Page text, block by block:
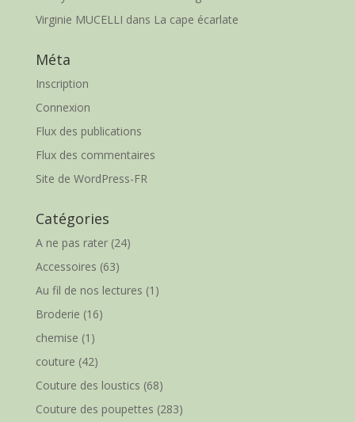
Virginie MUCELLI dans La cape écarlate
Méta
Inscription
Connexion
Flux des publications
Flux des commentaires
Site de WordPress-FR
Catégories
A ne pas rater(24)
Accessoires (63)
Au fil de nos lectures (1)
Broderie (16)
chemise (1)
couture (42)
Couture des loustics (68)
Couture des poupettes (283)